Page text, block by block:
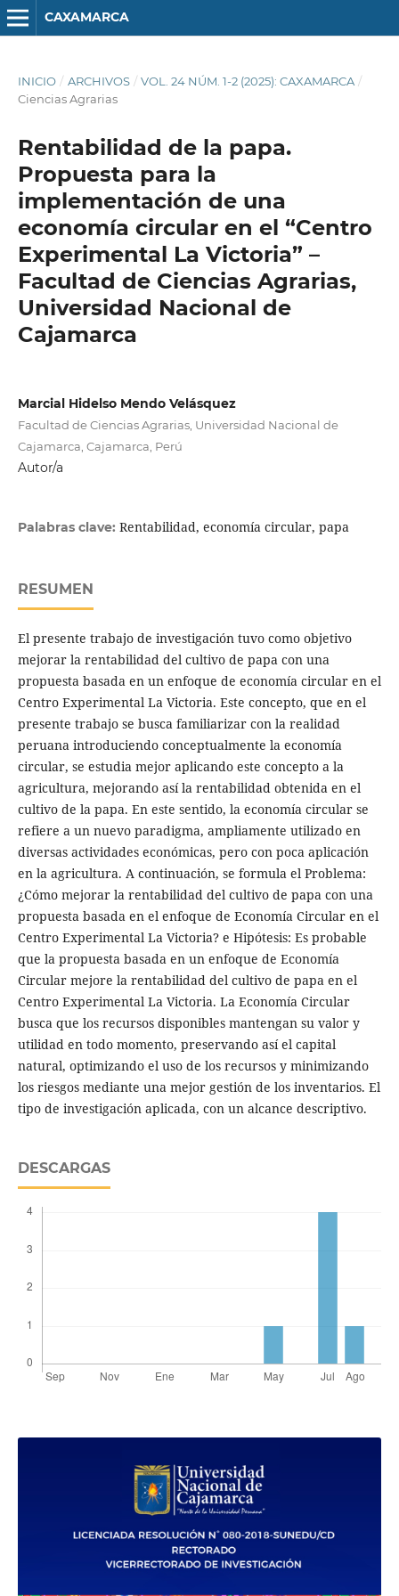
CAXAMARCA
INICIO / ARCHIVOS / VOL. 24 NÚM. 1-2 (2025): CAXAMARCA /
Ciencias Agrarias
Rentabilidad de la papa.
Propuesta para la
implementación de una
economía circular en el “Centro
Experimental La Victoria” –
Facultad de Ciencias Agrarias,
Universidad Nacional de
Cajamarca
Marcial Hidelso Mendo Velásquez
Facultad de Ciencias Agrarias, Universidad Nacional de
Cajamarca, Cajamarca, Perú
Autor/a
Palabras clave: Rentabilidad, economía circular, papa
RESUMEN
El presente trabajo de investigación tuvo como objetivo
mejorar la rentabilidad del cultivo de papa con una
propuesta basada en un enfoque de economía circular en el
Centro Experimental La Victoria. Este concepto, que en el
presente trabajo se busca familiarizar con la realidad
peruana introduciendo conceptualmente la economía
circular, se estudia mejor aplicando este concepto a la
agricultura, mejorando así la rentabilidad obtenida en el
cultivo de la papa. En este sentido, la economía circular se
refiere a un nuevo paradigma, ampliamente utilizado en
diversas actividades económicas, pero con poca aplicación
en la agricultura. A continuación, se formula el Problema:
¿Cómo mejorar la rentabilidad del cultivo de papa con una
propuesta basada en el enfoque de Economía Circular en el
Centro Experimental La Victoria? e Hipótesis: Es probable
que la propuesta basada en un enfoque de Economía
Circular mejore la rentabilidad del cultivo de papa en el
Centro Experimental La Victoria. La Economía Circular
busca que los recursos disponibles mantengan su valor y
utilidad en todo momento, preservando así el capital
natural, optimizando el uso de los recursos y minimizando
los riesgos mediante una mejor gestión de los inventarios. El
tipo de investigación aplicada, con un alcance descriptivo.
DESCARGAS